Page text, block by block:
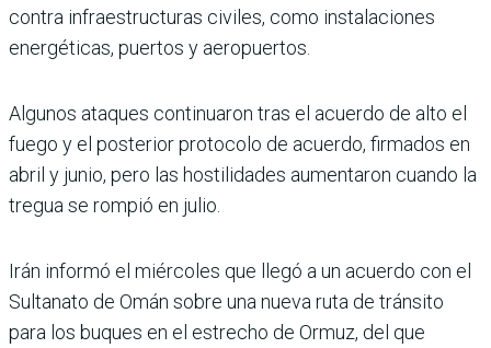
contra infraes­tructuras civiles, como insta­laciones
energéticas, puertos y aeropuertos.
Algunos ataques continua­ron tras el acuerdo de alto el
fuego y el posterior protocolo de acuerdo, firmados en
abril y junio, pero las hostilidades aumentaron cuando la
tregua se rompió en julio.
Irán informó el miércoles que llegó a un acuerdo con el
Sul­tanato de Omán sobre una nueva ruta de tránsito
para los buques en el estrecho de Ormuz, del que